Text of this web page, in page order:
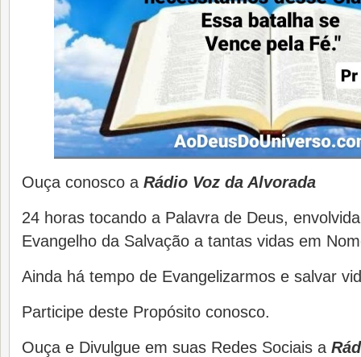
Ouça conosco a Rádio Voz da Alvorada
24 horas tocando a Palavra de Deus,
Evangelho da Salvação a tantas vidas em
Ainda há tempo de Evangelizarmos e salvar
Participe deste Propósito conosco.
Ouça e Divulgue em suas Redes Sociais a